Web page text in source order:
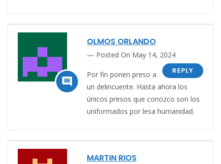

OLMOS ORLANDO
Posted On May 14, 2024
REPLY
Por fin ponen preso a
un delincuente. Hasta ahora los
únicos presos que conozco son los
uniformados por lesa humanidad.
MARTIN RIOS